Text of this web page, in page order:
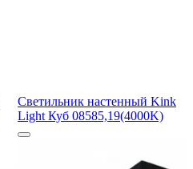
Светильник настенный Kink
Light Куб 08585,19(4000K)